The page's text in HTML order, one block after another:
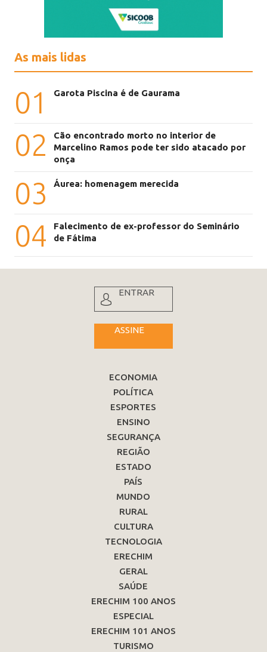
As mais lidas
01 Garota Piscina é de Gaurama
02
Cão encontrado morto no interior de
Marcelino Ramos pode ter sido atacado por
onça
03 Áurea: homenagem merecida
04
Falecimento de ex-professor do Seminário
de Fátima
ENTRAR
ASSINE
ECONOMIA
POLÍTICA
ESPORTES
ENSINO
SEGURANÇA
REGIÃO
ESTADO
PAÍS
MUNDO
RURAL
CULTURA
TECNOLOGIA
ERECHIM
GERAL
SAÚDE
ERECHIM 100 ANOS
ESPECIAL
ERECHIM 101 ANOS
TURISMO